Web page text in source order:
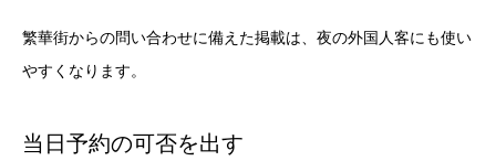
繁華街からの問い合わせに備えた掲載は、夜の外国人客にも使い
やすくなります。
当日予約の可否を出す